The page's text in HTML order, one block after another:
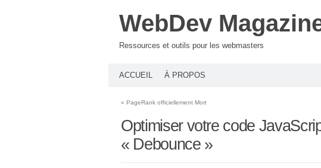
WebDev
Ressources et outils pour les webmasters
ACCUEIL À PROPOS
« PageRank officiellement Mort
Optimiser votre code
« Debounce »